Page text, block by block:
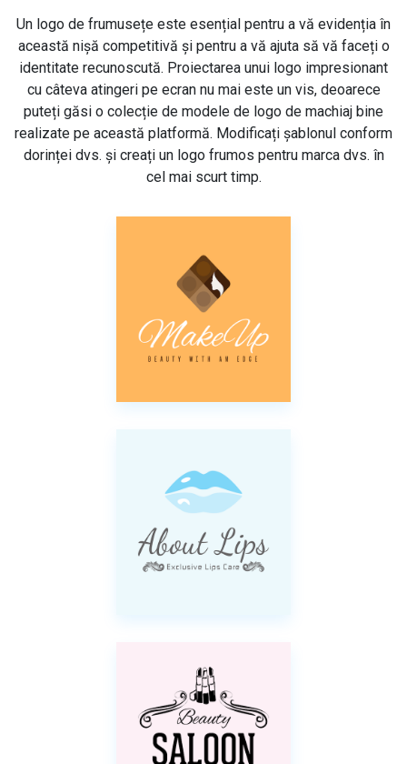
Un logo de frumusețe este esențial pentru a vă evidenția în
această nișă competitivă și pentru a vă ajuta să vă faceți o
identitate recunoscută. Proiectarea unui logo impresionant
cu câteva atingeri pe ecran nu mai este un vis, deoarece
puteți găsi o colecție de modele de logo de machiaj bine
realizate pe această platformă. Modificați șablonul conform
dorinței dvs. și creați un logo frumos pentru marca dvs. în
cel mai scurt timp.